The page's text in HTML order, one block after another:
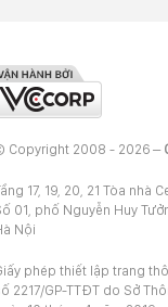
Copyright 2008 - 2026 –
17, 19, 20, 21 Tòa nhà
01, phố Nguyễn Huy
Nội
phép thiết lập trang
2217/GP-TTĐT do Sở